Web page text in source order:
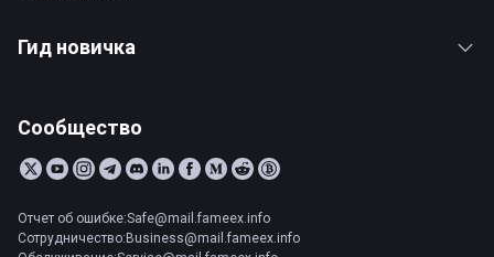
Гид новичка
Сообщество
Отчет об ошибке:Safe@mail.fameex.info
Сотрудничество:Business@mail.fameex.info